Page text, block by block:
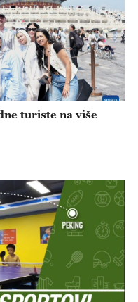
turiste na više